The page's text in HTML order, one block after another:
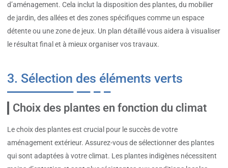
d’aménagement. Cela inclut la disposition des plantes, du mobilier
de jardin, des allées et des zones spécifiques comme un espace
détente ou une zone de jeux. Un plan détaillé vous aidera à visualiser
le résultat final et à mieux organiser vos travaux.
3. Sélection des éléments verts
Choix des plantes en fonction du climat
Le choix des plantes est crucial pour le succès de votre
aménagement extérieur. Assurez-vous de sélectionner des plantes
qui sont adaptées à votre climat. Les plantes indigènes nécessitent